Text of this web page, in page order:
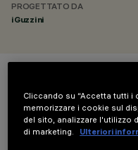
PROGETTATO DA
iGuzzini
COLORE
Cliccando su “Accetta tutti i
memorizzare i cookie sul
del sito, analizzare l'utilizzo
di marketing.
Ulteriori